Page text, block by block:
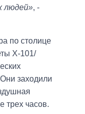
людей», -
по столице
Х-101/
заходили
трех часов.